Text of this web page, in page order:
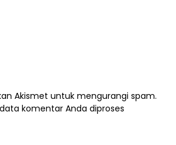
Akismet untuk mengurangi spam.
komentar Anda diproses